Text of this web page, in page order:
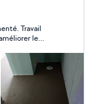
chappe... Je
Travail
le